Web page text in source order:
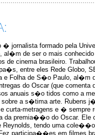
� jornalista formado pela
al�m de ser o mais
de cinema brasileiro.
entre eles Rede Globo,
e Folha de S�o Paulo, al�m
do Oscar (que comenta
anuais s�o tidos como a
sobre a s�tima arte. Rubens
curta-metragens e � sempre
da premia��o do Oscar. Ele
tendo uma
participa��es em filmes